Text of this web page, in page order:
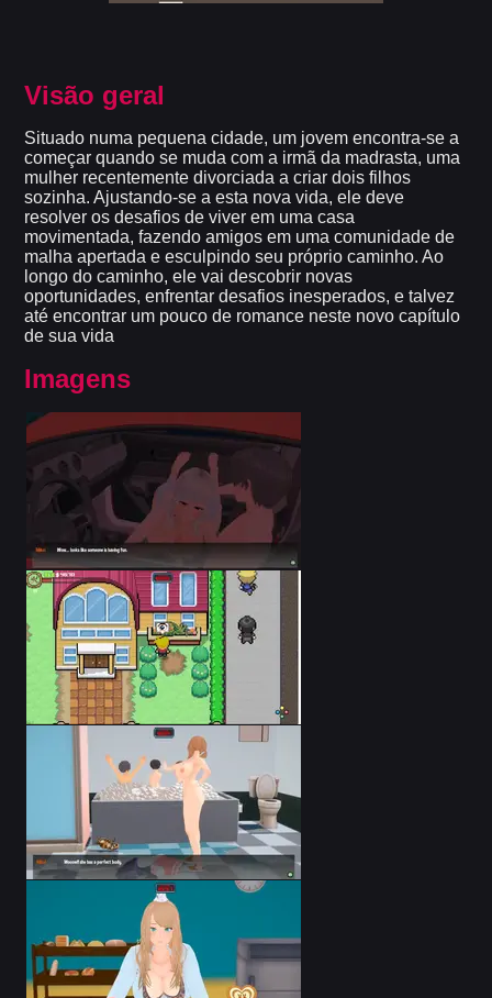
Visão geral
Situado numa pequena cidade, um jovem encontra-se a
começar quando se muda com a irmã da madrasta, uma
mulher recentemente divorciada a criar dois filhos
sozinha. Ajustando-se a esta nova vida, ele deve
resolver os desafios de viver em uma casa
movimentada, fazendo amigos em uma comunidade de
malha apertada e esculpindo seu próprio caminho. Ao
longo do caminho, ele vai descobrir novas
oportunidades, enfrentar desafios inesperados, e talvez
até encontrar um pouco de romance neste novo capítulo
de sua vida
Imagens